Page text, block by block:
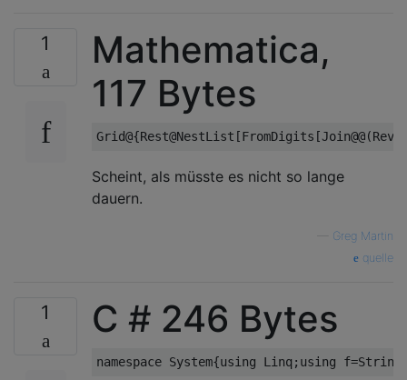
1
Mathematica,
117 Bytes
Scheint, als müsste es nicht so lange
dauern.
Greg Martin
quelle
1 C # 246 Bytes